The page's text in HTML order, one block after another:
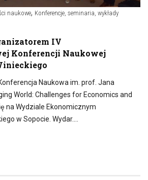
naukowe, Konferencje, seminaria, wykłady
IV
Konferencji Naukowej
Naukowa im. prof. Jana
World: Challenges for Economics and
na Wydziale Ekonomicznym
w Sopocie. Wydar….